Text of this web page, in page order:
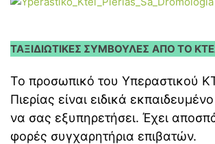
ΤΑΞΙΔΙΩΤΙΚΕΣ ΣΥΜΒΟΥΛΕΣ ΑΠΟ ΤΟ
Το προσωπικό του Υπεραστικού
Πιερίας είναι ειδικά
να σας εξυπηρετήσει. Έχει
φορές συγχαρητήρια επιβατών.